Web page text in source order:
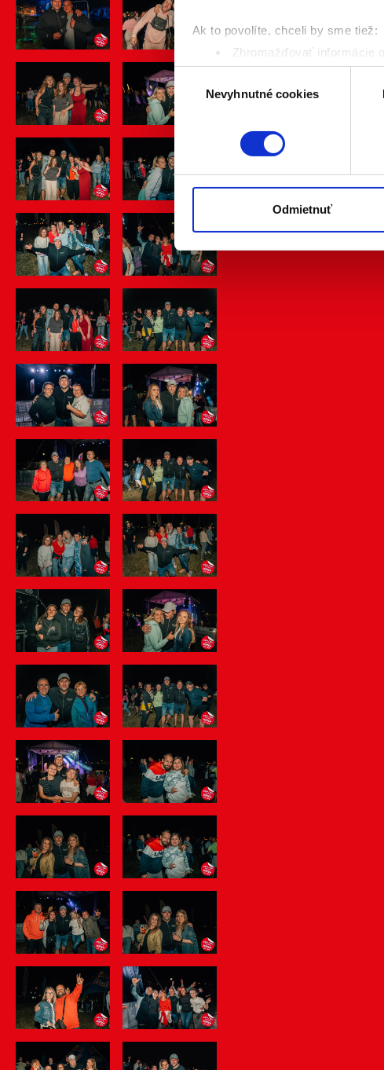
Ak to povolíte, chceli by sme tiež:
Zhromažďovať informácie
Identifikovať vaše
Viac informácií o tom, ako sa
Naša webstránka používa
jednoducho ako ste nám ho
súhlasu nemá vplyv na
Výber
súhlasuNevyhnutné cookies
Odmietnuť